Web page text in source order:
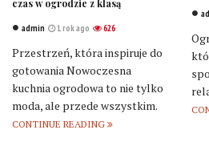
czas w ogrodzie z klasą
admin 1 rok ago 626
Przestrzeń, która inspiruje do
gotowania Nowoczesna
kuchnia ogrodowa to nie tylko
moda, ale przede wszystkim.
CONTINUE READING